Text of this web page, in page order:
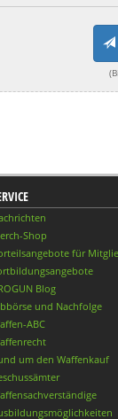
Shop
für
Blog
und Nachfolge
ABC
um den Waffenkauf